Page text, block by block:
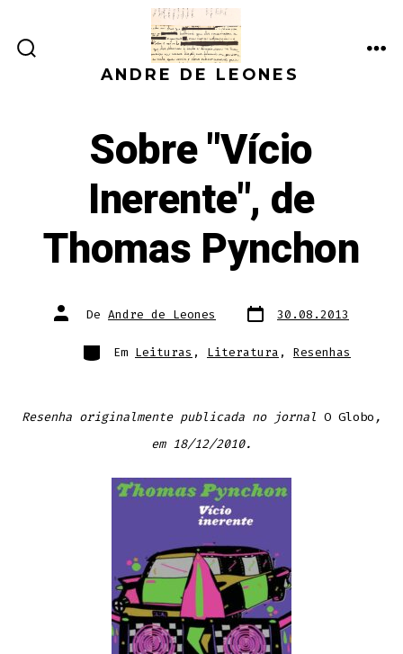
direto
PESQUISAANDRE DE LEONES
Sobre "Vício
Inerente", de
Thomas Pynchon
Autor
do De Andre de Leones Data
do
30.08.2013
Categorias
Em Leituras , Literatura , Resenhas
Resenha originalmente publicada no jornal O Globo ,
em 18/12/2010.